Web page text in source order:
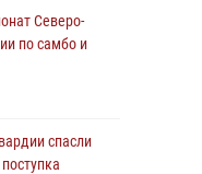
1
23
Северо-
по самбо и
спасли